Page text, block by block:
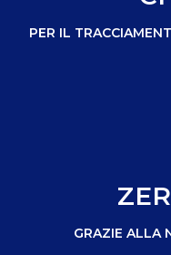
PER IL
GRAZIE ALLA